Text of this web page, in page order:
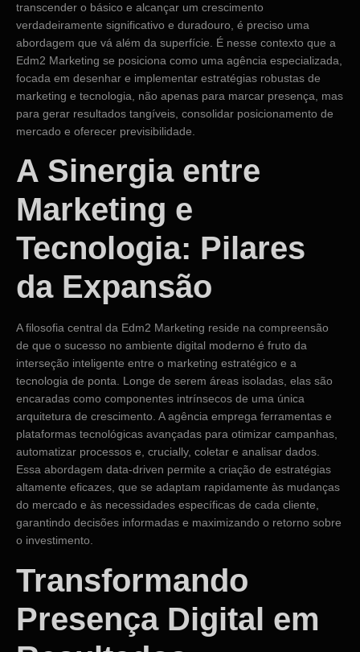
transcender o básico e alcançar um crescimento
verdadeiramente significativo e duradouro, é preciso uma
abordagem que vá além da superfície. É nesse contexto que a
Edm2 Marketing se posiciona como uma agência especializada,
focada em desenhar e implementar estratégias robustas de
marketing e tecnologia, não apenas para marcar presença, mas
para gerar resultados tangíveis, consolidar posicionamento de
mercado e oferecer previsibilidade.
A Sinergia entre
Marketing e
Tecnologia: Pilares
da Expansão
A filosofia central da Edm2 Marketing reside na compreensão
de que o sucesso no ambiente digital moderno é fruto da
interseção inteligente entre o marketing estratégico e a
tecnologia de ponta. Longe de serem áreas isoladas, elas são
encaradas como componentes intrínsecos de uma única
arquitetura de crescimento. A agência emprega ferramentas e
plataformas tecnológicas avançadas para otimizar campanhas,
automatizar processos e, crucially, coletar e analisar dados.
Essa abordagem data-driven permite a criação de estratégias
altamente eficazes, que se adaptam rapidamente às mudanças
do mercado e às necessidades específicas de cada cliente,
garantindo decisões informadas e maximizando o retorno sobre
o investimento.
Transformando
Presença Digital em